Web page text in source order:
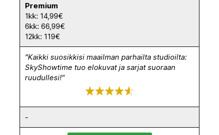
Premium
1kk: 14,99€
6kk: 66,99€
12kk: 119€
"Kaikki suosikkisi maailman parhailta studioilta:
SkyShowtime tuo elokuvat ja sarjat suoraan
ruudullesi!"
-